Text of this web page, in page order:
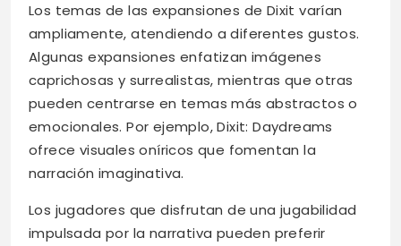
Los temas de las expansiones de Dixit varían
ampliamente, atendiendo a diferentes gustos.
Algunas expansiones enfatizan imágenes
caprichosas y surrealistas, mientras que otras
pueden centrarse en temas más abstractos o
emocionales. Por ejemplo, Dixit: Daydreams
ofrece visuales oníricos que fomentan la
narración imaginativa.
Los jugadores que disfrutan de una jugabilidad
impulsada por la narrativa pueden preferir